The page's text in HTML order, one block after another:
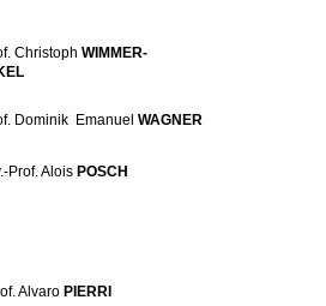
Christoph WIMMER-
Dominik Emanuel WAGNER
Prof.Alois POSCH
Alvaro PIERRI